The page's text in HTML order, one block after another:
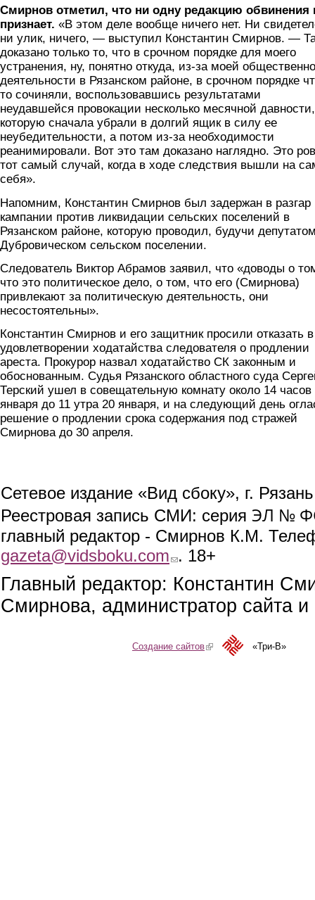
Смирнов отметил, что ни одну редакцию обвинения
признает. «В этом деле вообще ничего нет. Ни
ни улик, ничего, — выступил Константин Смирнов. —
доказано только то, что в срочном порядке для моего
устранения, ну, понятно откуда, из-за моей
деятельности в Рязанском районе, в срочном порядке
то сочиняли, воспользовавшись результатами
неудавшейся провокации несколько месячной давности,
которую сначала убрали в долгий ящик в силу ее
неубедительности, а потом из-за необходимости
реанимировали. Вот это там доказано наглядно. Это
тот самый случай, когда в ходе следствия вышли на
себя».
Напомним, Константин Смирнов был задержан в разгар
кампании против ликвидации сельских поселений в
Рязанском районе, которую проводил, будучи
Дубровическом сельском поселении.
Следователь Виктор Абрамов заявил, что «доводы о
что это политическое дело, о том, что его (Смирнова)
привлекают за политическую деятельность, они
несостоятельны».
Константин Смирнов и его защитник просили отказать в
удовлетворении ходатайства следователя о продлении
ареста. Прокурор назвал ходатайство СК законным и
обоснованным. Судья Рязанского областного суда
Терский ушел в совещательную комнату около 14 часов
января до 11 утра 20 января, и на следующий день
решение о продлении срока содержания под стражей
Смирнова до 30 апреля.
Сетевое издание «Вид сбоку», г.
Реестровая запись СМИ: серия ЭЛ №
главный редактор - Смирнов К.М.
gazeta@vidsboku.com (link sends e-mail)
. 18+
Главный редактор: Константин
Смирнова, администратор сайта
Создание сайтов(link is external)«Три-В»